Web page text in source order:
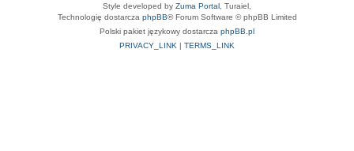
Style developed by Zuma Portal , Turaiel,
Technologię dostarcza phpBB® Forum Software © phpBB Limited
Polski pakiet językowy dostarcza phpBB.pl
PRIVACY_LINK | TERMS_LINK